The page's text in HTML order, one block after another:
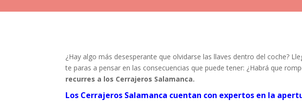
¿Hay algo más desesperante que olvidarse las llaves dentro del coche?
te paras a pensar en las consecuencias que puede tener: ¿Habrá que
recurres a los Cerrajeros Salamanca.
Los Cerrajeros Salamanca cuentan con expertos en la